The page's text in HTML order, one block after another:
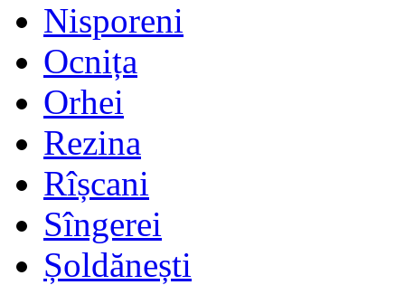
Nisporeni
Ocnița
Orhei
Rezina
Rîșcani
Sîngerei
Șoldănești